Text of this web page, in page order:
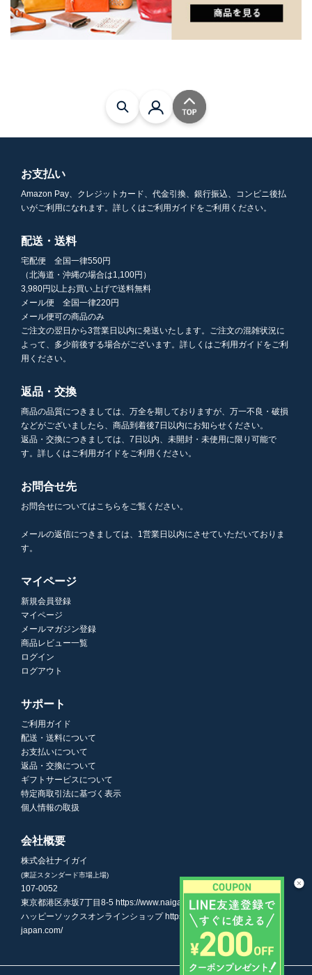
お支払い
Amazon Pay、クレジットカード、代金引換、銀行振込、コンビニ後払
いがご利用になれます。詳しくはご利用ガイドをご利用ください。
配送・送料
宅配便 全国一律550円
（北海道・沖縄の場合は1,100円）
3,980円以上お買い上げで送料無料
メール便 全国一律220円
メール便可の商品のみ
ご注文の翌日から3営業日以内に発送いたします。ご注文の混雑状況に
よって、多少前後する場合がございます。詳しくはご利用ガイドをご利
用ください。
返品・交換
商品の品質につきましては、万全を期しておりますが、万一不良・破損
などがございましたら、商品到着後7日以内にお知らせください。
返品・交換につきましては、7日以内、未開封・未使用に限り可能で
す。詳しくはご利用ガイドをご利用ください。
お問合せ先
お問合せについてはこちらをご覧ください。
メールの返信につきましては、1営業日以内にさせていただいておりま
す。
マイページ
新規会員登録
マイページ
メールマガジン登録
商品レビュー一覧
ログイン
ログアウト
サポート
ご利用ガイド
配送・送料について
お支払いについて
返品・交換について
ギフトサービスについて
特定商取引法に基づく表示
個人情報の取扱
会社概要
株式会社ナイガイ
(東証スタンダード市場上場)
107-0052
東京都港区赤坂7丁目8-5 https://www.naigai.co.jp/corp/
ハッピーソックスオンラインショップ https://www.happysocks-
japan.com/